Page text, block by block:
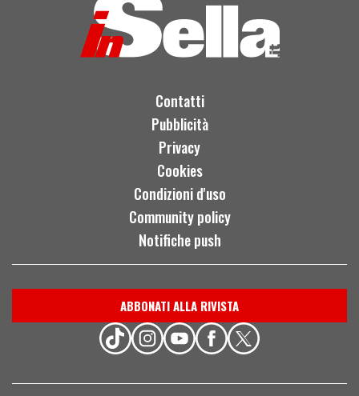
Contatti
Pubblicità
Privacy
Cookies
Condizioni d'uso
Community policy
Notifiche push
ABBONATI ALLA RIVISTA